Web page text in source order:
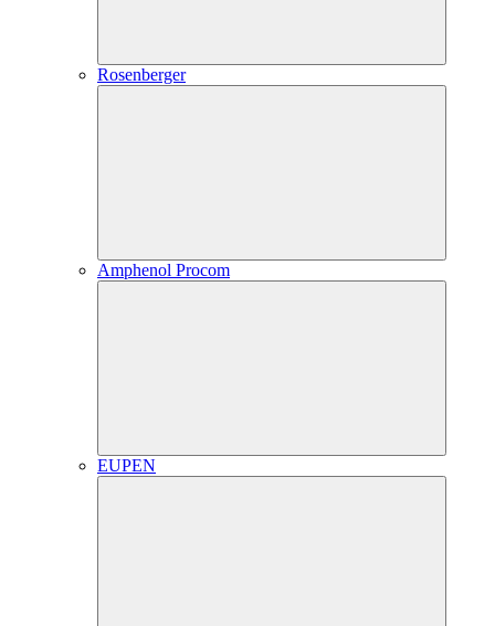
Rosenberger
Amphenol Procom
EUPEN